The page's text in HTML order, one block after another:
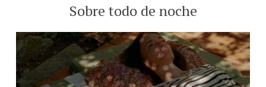
Sobre todo de noche